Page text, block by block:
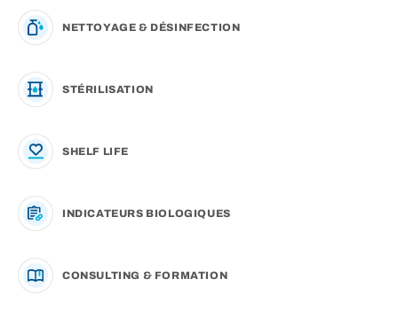
NETTOYAGE & DÉSINFECTION
STÉRILISATION
SHELF LIFE
INDICATEURS BIOLOGIQUES
CONSULTING & FORMATION